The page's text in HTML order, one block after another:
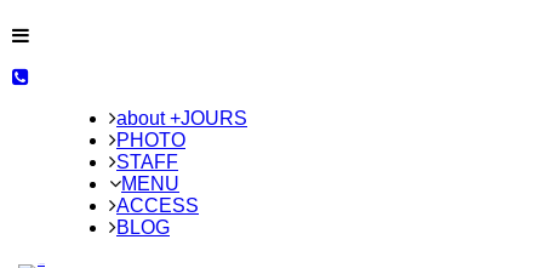
about +JOURS
PHOTO
STAFF
MENU
ACCESS
BLOG